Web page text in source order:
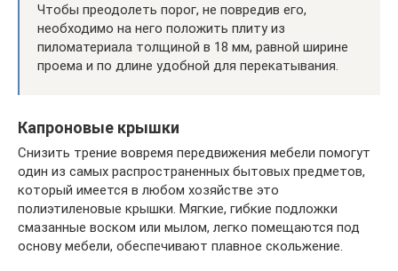
Чтобы преодолеть порог, не повредив его,
необходимо на него положить плиту из
пиломатериала толщиной в 18 мм, равной ширине
проема и по длине удобной для перекатывания.
Капроновые крышки
Снизить трение вовремя передвижения мебели помогут
один из самых распространенных бытовых предметов,
который имеется в любом хозяйстве это
полиэтиленовые крышки. Мягкие, гибкие подложки
смазанные воском или мылом, легко помещаются под
основу мебели, обеспечивают плавное скольжение.